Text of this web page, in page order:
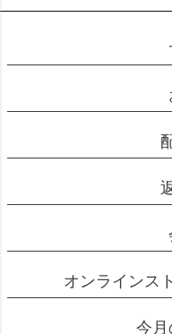
オンラインス
今月